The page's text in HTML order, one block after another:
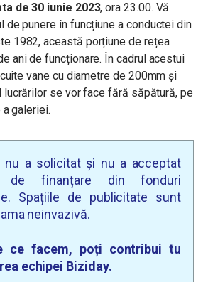
de 30 iunie 2023, ora 23.00. Vă
de punere în funcțiune a conductei din
1982, această porțiune de rețea
ani de funcționare. În cadrul acestui
vane cu diametre de 200mm și
lucrărilor se vor face fără săpătură, pe
galeriei.
nu a solicitat și nu a acceptat
de finanțare din fonduri
Spațiile de publicitate sunt
neinvazivă.
ce facem, poți contribui tu
echipei Biziday.